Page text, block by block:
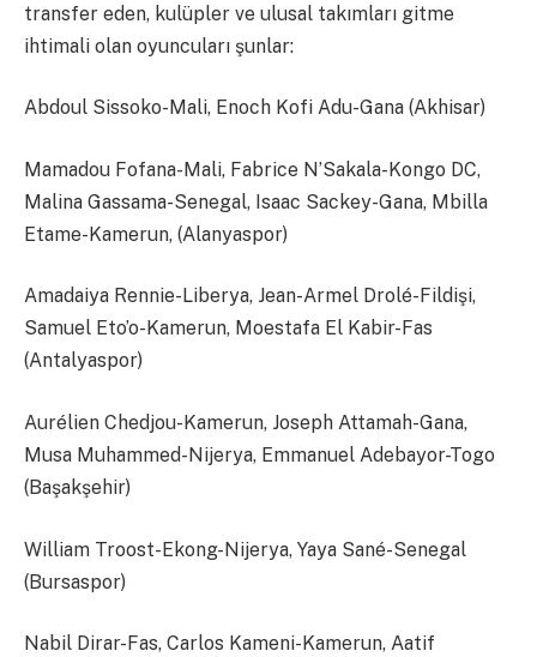
transfer eden, kulüpler ve ulusal takımları gitme
ihtimali olan oyuncuları şunlar:
Abdoul Sissoko-Mali, Enoch Kofi Adu-Gana (Akhisar)
Mamadou Fofana-Mali, Fabrice N’Sakala-Kongo DC,
Malina Gassama-Senegal, Isaac Sackey-Gana, Mbilla
Etame-Kamerun, (Alanyaspor)
Amadaiya Rennie-Liberya, Jean-Armel Drolé-Fildişi,
Samuel Eto’o-Kamerun, Moestafa El Kabir-Fas
(Antalyaspor)
Aurélien Chedjou-Kamerun, Joseph Attamah-Gana,
Musa Muhammed-Nijerya, Emmanuel Adebayor-Togo
(Başakşehir)
William Troost-Ekong-Nijerya, Yaya Sané-Senegal
(Bursaspor)
Nabil Dirar-Fas, Carlos Kameni-Kamerun, Aatif